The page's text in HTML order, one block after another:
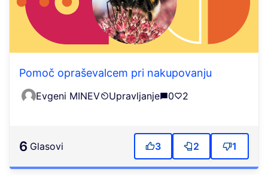
Pomoč opraševalcem pri nakupovanju
Evgeni MINEV Upravljanje 0 2
6 Glasovi 3 2 1